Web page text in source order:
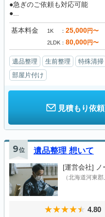
●急ぎのご依頼も対応可能
●...
基本料金 1K 25,000円〜
2LDK 80,000円〜
遺品整理 生前整理 特殊清掃
部屋片付け
見積もり依
9位 遺品整理 想いて
[運営会社]
（北海道河東
4.80